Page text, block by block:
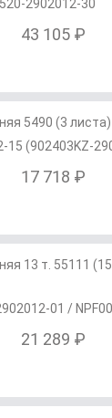
2902012-30
43 105 ₽
5490 (3
15 (902403KZ-
17 718 ₽
13 т. 55111
01 /
21 289 ₽